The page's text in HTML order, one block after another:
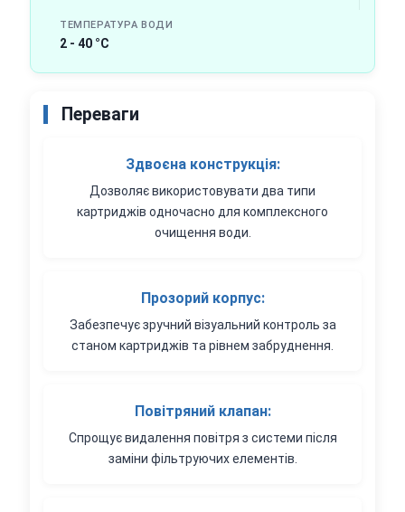
ТЕМПЕРАТУРА ВОДИ
2 - 40 °C
Переваги
Здвоєна конструкція:
Дозволяє використовувати два типи
картриджів одночасно для комплексного
очищення води.
Прозорий корпус:
Забезпечує зручний візуальний контроль за
станом картриджів та рівнем забруднення.
Повітряний клапан:
Спрощує видалення повітря з системи після
заміни фільтруючих елементів.